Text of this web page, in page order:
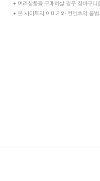
+ 여러상품을 구매하실 경우 장바구니
+ 본 사이트의 이미지와 컨텐츠의 불법